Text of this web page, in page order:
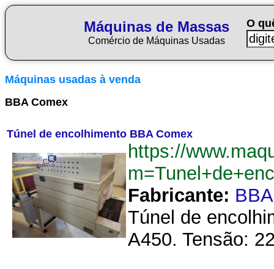
Máquinas de Massas
Comércio de Máquinas Usadas
O
Máquinas usadas à venda
BBA Comex
Túnel de encolhimento BBA Comex
https://
Fabricante:
Túnel de
A450. Tensão: